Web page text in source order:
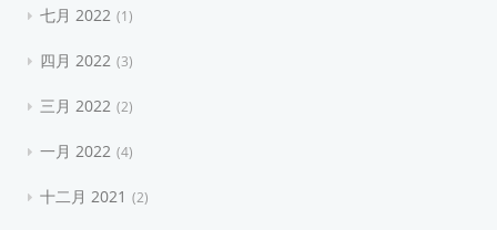
七月 2022 1
四月 2022 3
三月 2022 2
一月 2022 4
十二月 2021 2